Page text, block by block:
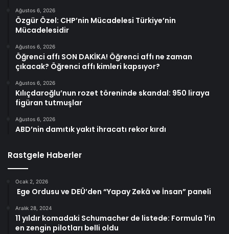
Ağustos 6, 2026
Özgür Özel: CHP’nin Mücadelesi Türkiye’nin
Mücadelesidir
Ağustos 6, 2026
Öğrenci affı SON DAKİKA! Öğrenci affı ne zaman
çıkacak? Öğrenci affı kimleri kapsıyor?
Ağustos 6, 2026
Kılıçdaroğlu’nun rozet töreninde skandal: 950 liraya
figüran tutmuşlar
Ağustos 6, 2026
ABD’nin damıtık yakıt ihracatı rekor kırdı
Rastgele Haberler
Ocak 2, 2026
Ege Ordusu ve DEÜ’den “Yapay Zekâ ve İnsan” paneli
Aralık 28, 2024
11 yıldır komadaki Schumacher de listede: Formula 1’in
en zengin pilotları belli oldu